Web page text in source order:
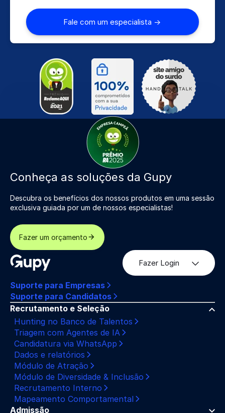
Conheça as soluções da Gupy
Descubra os benefícios dos nossos produtos em uma sessão
exclusiva guiada por um de nossos especialistas!
Fazer um orçamento
Fazer Login
Suporte para Empresas
Suporte para Candidatos
Recrutamento e Seleção
Hunting no Banco de Talentos
Triagem com Agentes de IA
Candidatura via WhatsApp
Dados e relatórios
Módulo de Atração
Módulo de Diversidade & Inclusão
Recrutamento Interno
Mapeamento Comportamental
Admissão